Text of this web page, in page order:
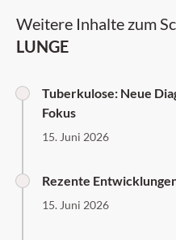
Weitere Inhalte zum
LUNGE
Tuberkulose: Neue
Fokus
15. Juni 2026
Rezente
15. Juni 2026